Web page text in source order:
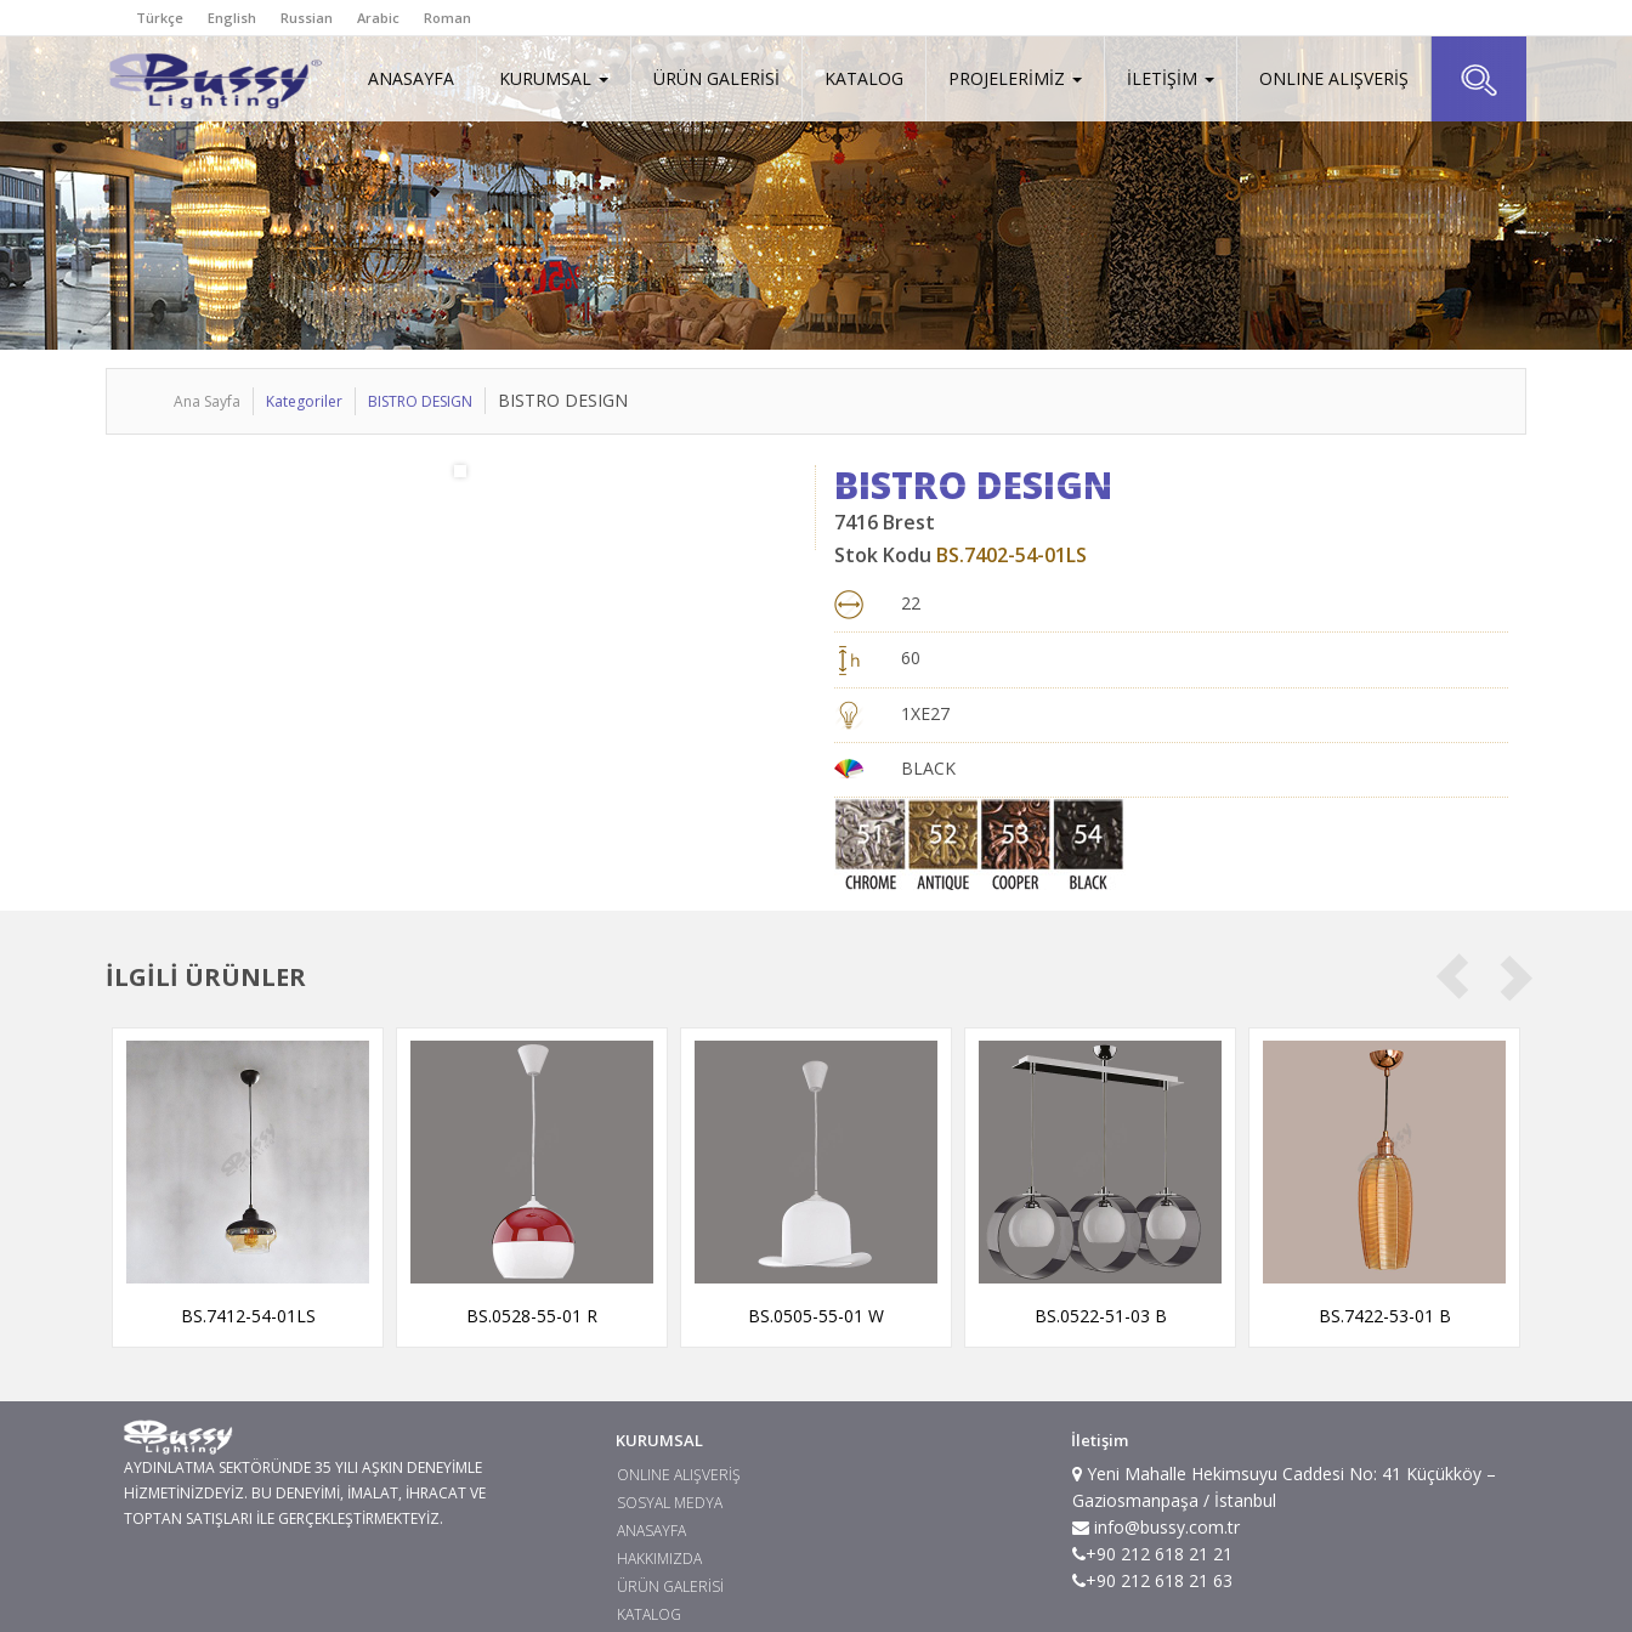
Türkçe English Russian Arabic Roman
ANASAYFA KURUMSAL ÜRÜN GALERİSİ KATALOG PROJELERİMİZ İLETİŞİM ONLINE ALIŞVERİŞ
Ana Sayfa Kategoriler BISTRO DESIGN BISTRO DESIGN
BISTRO DESIGN
7416 Brest
Stok Kodu BS.7402-54-01LS
22
60
1XE27
BLACK
İLGİLİ ÜRÜNLER
BS.7412-54-01LS BS.0528-55-01 R BS.0505-55-01 W BS.0522-51-03 B BS.7422-53-01 B
AYDINLATMA SEKTÖRÜNDE 35 YILI AŞKIN DENEYİMLE
HİZMETİNİZDEYİZ. BU DENEYİMİ, İMALAT, İHRACAT VE
TOPTAN SATIŞLARI İLE GERÇEKLEŞTİRMEKTEYİZ.
KURUMSAL
ONLINE ALIŞVERİŞ
SOSYAL MEDYA
ANASAYFA
HAKKIMIZDA
ÜRÜN GALERİSİ
KATALOG
İletişim
Yeni Mahalle Hekimsuyu Caddesi No: 41 Küçükköy –
Gaziosmanpaşa / İstanbul
info@bussy.com.tr
+90 212 618 21 21
+90 212 618 21 63